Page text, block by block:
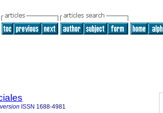
ISSN 1688-4981